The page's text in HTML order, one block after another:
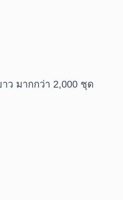
ว มากกว่า 2,000 ชุด